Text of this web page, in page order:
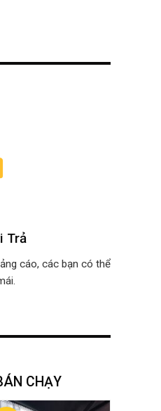
Trả
cáo, các bạn có thể
CHẠY